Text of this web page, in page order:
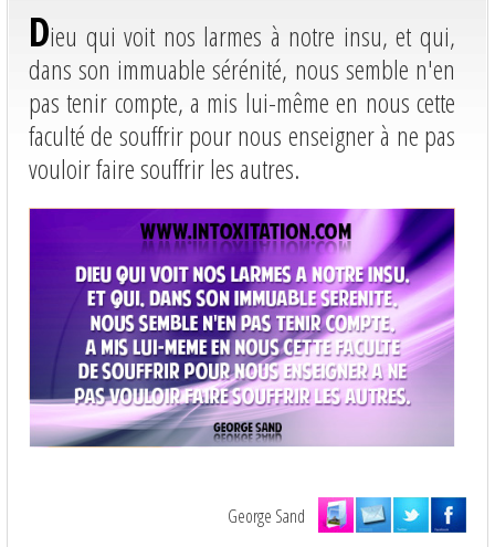
Dieu qui voit nos larmes à notre insu, et qui,
dans son immuable sérénité, nous semble n'en
pas tenir compte, a mis lui-même en nous cette
faculté de souffrir pour nous enseigner à ne pas
vouloir faire souffrir les autres.
George Sand